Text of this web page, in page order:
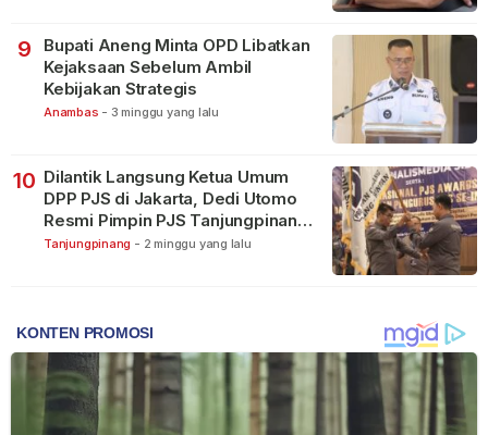
9
Bupati Aneng Minta OPD Libatkan
Kejaksaan Sebelum Ambil
Kebijakan Strategis
Anambas - 3 minggu yang lalu
10 Dilantik Langsung Ketua Umum
DPP PJS di Jakarta, Dedi Utomo
Resmi Pimpin PJS Tanjungpinang-
Bintan
Tanjungpinang - 2 minggu yang lalu